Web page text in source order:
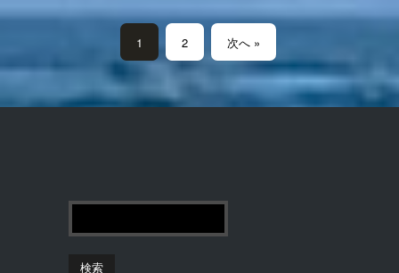
1 2 次へ »